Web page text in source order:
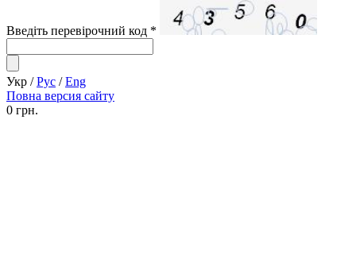
Введіть перевірочний код *
Укр / Рус / Eng
Повна версия сайту
0 грн.